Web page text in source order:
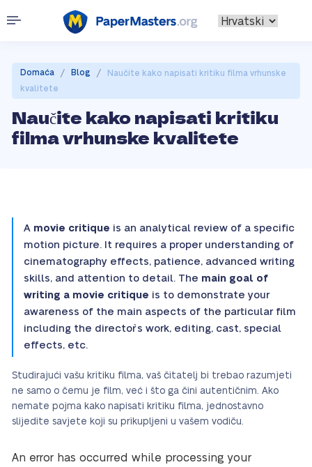
Domaća / Blog /
Naučite kako napisati kritiku filma vrhunske
kvalitete
Naučite kako napisati kritiku
filma vrhunske kvalitete
A movie critique is an analytical review of a specific
motion picture. It requires a proper understanding of
cinematography effects, patience, advanced writing
skills, and attention to detail. The main goal of
writing a movie critique is to demonstrate your
awareness of the main aspects of the particular film
including the director`s work, editing, cast, special
effects, etc.
Studirajući vašu kritiku filma, vaš čitatelj bi trebao razumjeti
ne samo o čemu je film, već i što ga čini autentičnim. Ako
nemate pojma kako napisati kritiku filma, jednostavno
slijedite savjete koji su prikupljeni u vašem vodiču.
An error has occurred while processing your